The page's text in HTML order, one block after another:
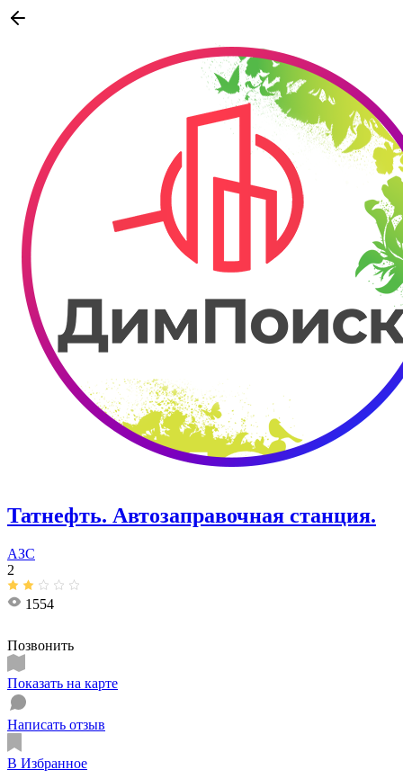
Татнефть. Автозаправочная станция.
АЗС
2
1554
Позвонить
Показать на карте
Написать отзыв
В Избранное